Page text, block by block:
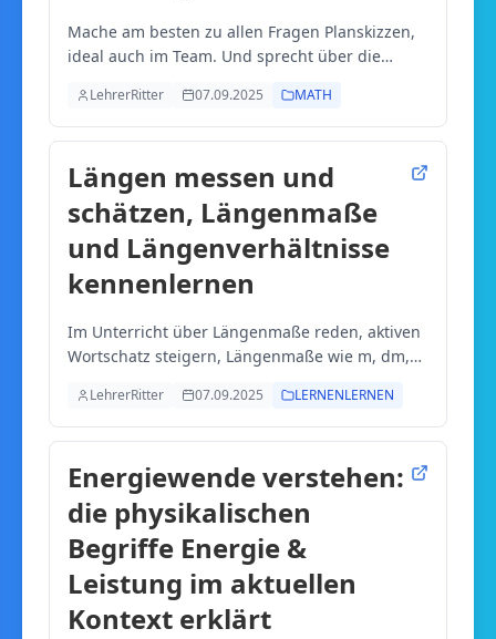
Mache am besten zu allen Fragen Planskizzen,
ideal auch im Team. Und sprecht über die
besser ein.
LehrerRitter 07.09.2025 MATH
Längen messen und
schätzen, Längenmaße
und Längenverhältnisse
kennenlernen
Im Unterricht über Längenmaße reden, aktiven
Wortschatz steigern, Längenmaße wie m, dm,
und Längenverhältnisse diskutieren - präzise
Aussagen und teils Fachsprache üben.
LehrerRitter 07.09.2025 LERNENLERNEN
Energiewende verstehen:
die physikalischen
Begriffe Energie &
Leistung im aktuellen
Kontext erklärt